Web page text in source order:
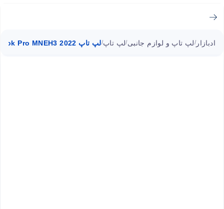
ادبازار /لپ تاپ و لوازم جانبی/لپ تاپ/لپ تاپ MacBook Pro MNEH3 2022 اپل M2 8GB ا ۱۳ اینچی